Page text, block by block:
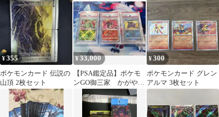
¥355
ポケモンカード 伝説の
山頂 2枚セット
¥33,000
【PSA鑑定品】ポケモ
ンGO御三家 かがやく
リザードン カメック
ス フシギバナ
¥300
ポケモンカード グレン
アルマ 3枚セット